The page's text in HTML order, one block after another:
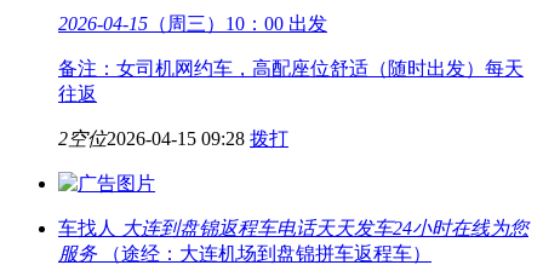
2026-04-15 （周三）10：00 出发
备注：女司机网约车，高配座位舒适（随时出发）每天
往返
2空位2026-04-15 09:28 拨打
车找人 大连到盘锦返程车电话天天发车24小时在线为您
服务
（途经：大连机场到盘锦拼车返程车）